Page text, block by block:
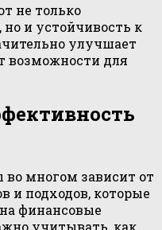
не только
и устойчивость к
улучшает
возможности для
многом зависит от
и подходов, которые
финансовые
учитывать, как